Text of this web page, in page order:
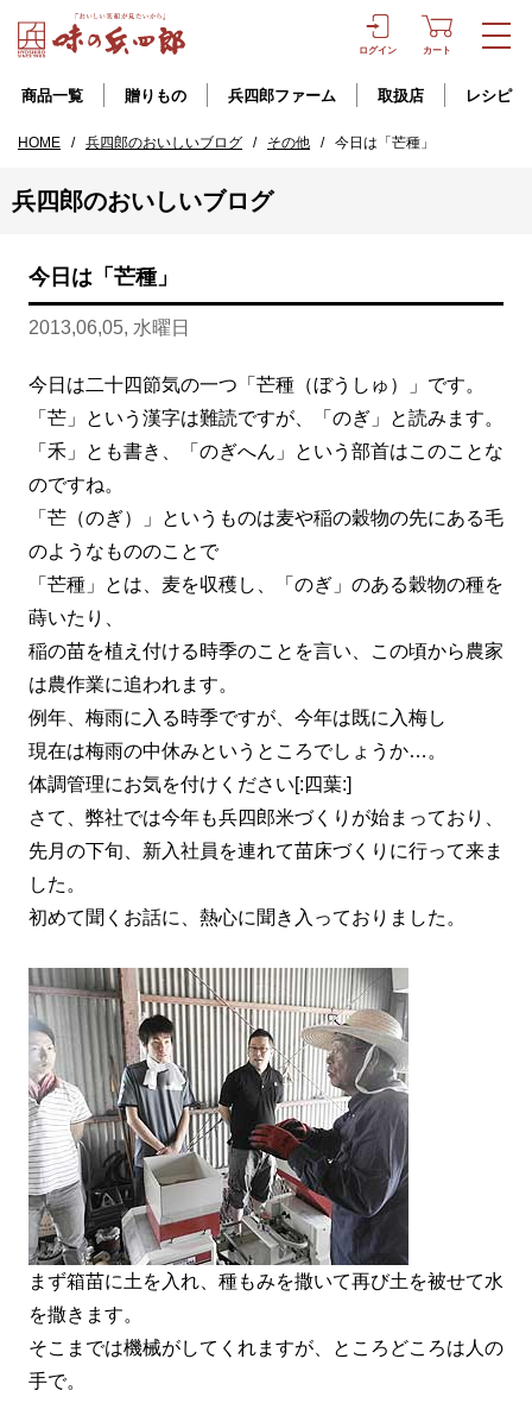
ログイン カート
商品一覧 贈りもの 兵四郎ファーム 取扱店 レシピ
HOME / 兵四郎のおいしいブログ / その他 / 今日は「芒種」
兵四郎のおいしいブログ
今日は「芒種」
2013,06,05, 水曜日
今日は二十四節気の一つ「芒種（ぼうしゅ）」です。
「芒」という漢字は難読ですが、「のぎ」と読みます。
「禾」とも書き、「のぎへん」という部首はこのことな
のですね。
「芒（のぎ）」というものは麦や稲の穀物の先にある毛
のようなもののことで
「芒種」とは、麦を収穫し、「のぎ」のある穀物の種を
蒔いたり、
稲の苗を植え付ける時季のことを言い、この頃から農家
は農作業に追われます。
例年、梅雨に入る時季ですが、今年は既に入梅し
現在は梅雨の中休みというところでしょうか…。
体調管理にお気を付けください[:四葉:]
さて、弊社では今年も兵四郎米づくりが始まっており、
先月の下旬、新入社員を連れて苗床づくりに行って来ま
した。
初めて聞くお話に、熱心に聞き入っておりました。
まず箱苗に土を入れ、種もみを撒いて再び土を被せて水
を撒きます。
そこまでは機械がしてくれますが、ところどころは人の
手で。